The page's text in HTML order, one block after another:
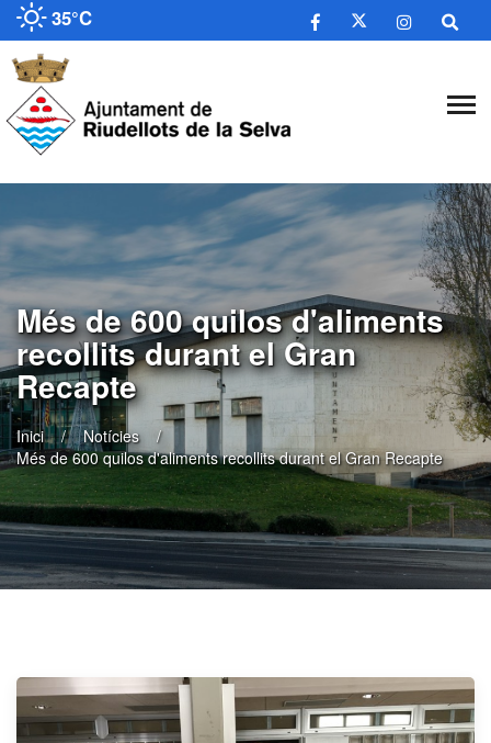
35°C
Més de 600 quilos d'aliments
recollits durant el Gran
Recapte
Inici
Notícies
Més de 600 quilos d'aliments recollits durant el Gran Recapte